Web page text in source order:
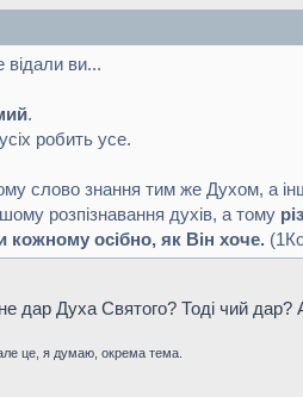
ви...
.
робить усе.
слово знання тим же Духом, а
розпізнавання духів, а тому
осібно, як Він хоче.
дар Духа Святого? Тоді чий
це, я думаю, окрема тема.